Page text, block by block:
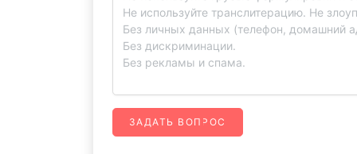
ЗАДАТЬ ВОПРОС